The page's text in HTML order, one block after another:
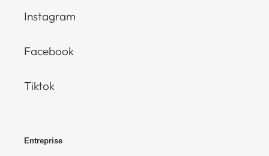
Instagram
Facebook
Tiktok
Entreprise